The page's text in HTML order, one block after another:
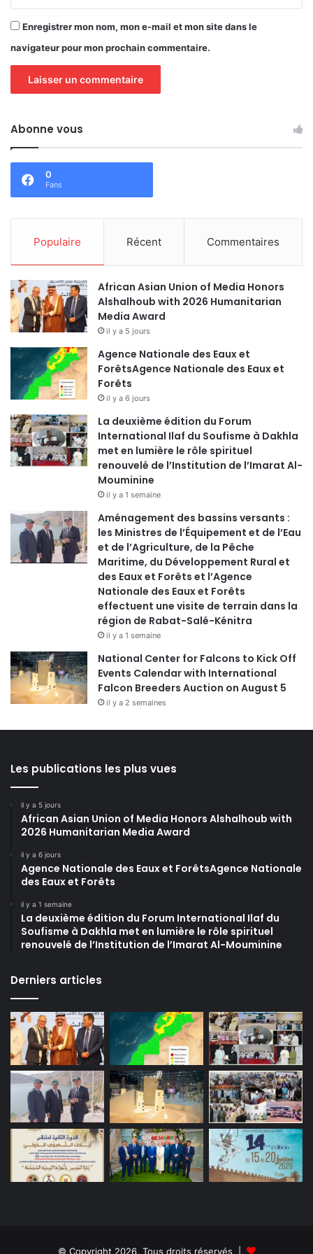
Enregistrer mon nom, mon e-mail et mon site dans le
navigateur pour mon prochain commentaire.
Abonne vous
0
Fans
Populaire Récent Commentaires
African Asian Union of Media Honors
Alshalhoub with 2026 Humanitarian
Media Award
il y a 5 jours
Agence Nationale des Eaux et
ForêtsAgence Nationale des Eaux et
Forêts
il y a 6 jours
La deuxième édition du Forum
International Ilaf du Soufisme à Dakhla
met en lumière le rôle spirituel
renouvelé de l’Institution de l’Imarat Al-
Mouminine
il y a 1 semaine
Aménagement des bassins versants :
les Ministres de l’Équipement et de l’Eau
et de l’Agriculture, de la Pêche
Maritime, du Développement Rural et
des Eaux et Forêts et l’Agence
Nationale des Eaux et Forêts
effectuent une visite de terrain dans la
région de Rabat-Salé-Kénitra
il y a 1 semaine
National Center for Falcons to Kick Off
Events Calendar with International
Falcon Breeders Auction on August 5
il y a 2 semaines
Les publications les plus vues
il y a 5 jours
African Asian Union of Media Honors Alshalhoub with
2026 Humanitarian Media Award
il y a 6 jours
Agence Nationale des Eaux et ForêtsAgence Nationale
des Eaux et Forêts
il y a 1 semaine
La deuxième édition du Forum International Ilaf du
Soufisme à Dakhla met en lumière le rôle spirituel
renouvelé de l’Institution de l’Imarat Al-Mouminine
Derniers articles
© Copyright 2026, Tous droits réservés |